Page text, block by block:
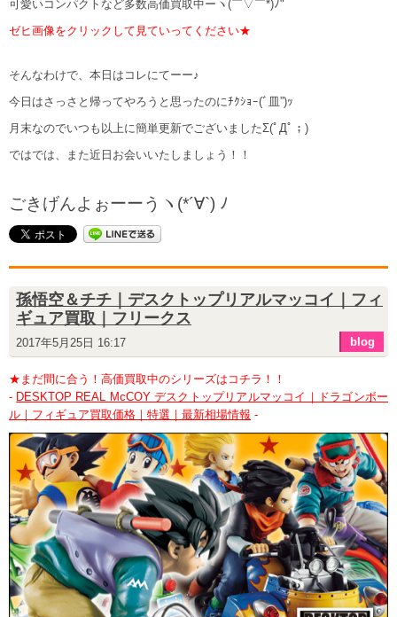
可愛いコンパクトなど多数高価買取中ーヽ(￣▽￣*)ﾉ"
ゼヒ画像をクリックして見ていってください★
そんなわけで、本日はコレにてーー♪
今日はさっさと帰ってやろうと思ったのにﾁｸｼｮｰ(ﾞ皿”)ｯ
月末なのでいつも以上に簡単更新でございましたΣ(ﾟДﾟ；)
ではでは、また近日お会いいたしましょう！！
ごきげんよぉーーうヽ(*´∀`) ﾉ
孫悟空＆チチ｜デスクトップリアルマッコイ｜フィ
ギュア買取｜フリークス
2017年5月25日 16:17 blog
★まだ間に合う！高価買取中のシリーズはコチラ！！
- DESKTOP REAL McCOY デスクトップリアルマッコイ｜ドラゴンボー
ル｜フィギュア買取価格｜特選｜最新相場情報 -